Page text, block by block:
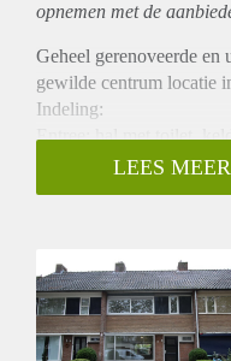
opnemen met de
Geheel gerenoveerde
gewilde centrum locatie
Indeling:
Entree; hal met toilet,
woonkamer.
Woonkamer met uitbouw
inbouwapparatuur.
toegang tot de
Er is een nette
tuin is betegeld en heeft
LEES